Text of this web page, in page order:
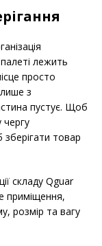
лежить
просто
з
пустує. Щоб
чергу
товар
складу Qguar
приміщення,
розмір та вагу